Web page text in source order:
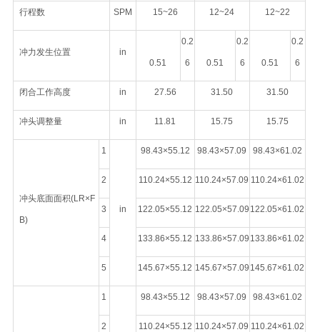
行程数 SPM 15~26 12~24 12~22
冲力发生位置
in
0.51
0.2
6 0.51
0.2
6 0.51
0.2
6
闭合工作高度 in 27.56 31.50 31.50
冲头调整量 in 11.81 15.75 15.75
冲头底面面积(LR×F
B)
1
in
98.43×55.12 98.43×57.09 98.43×61.02
2 110.24×55.12 110.24×57.09 110.24×61.02
3 122.05×55.12 122.05×57.09 122.05×61.02
4 133.86×55.12 133.86×57.09 133.86×61.02
5 145.67×55.12 145.67×57.09 145.67×61.02
1 98.43×55.12 98.43×57.09 98.43×61.02
2 110.24×55.12 110.24×57.09 110.24×61.02